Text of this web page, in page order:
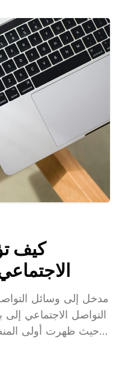
كيف
مدخل إلى وسائل
التواصل الاجتماعي إلى
حيث ظهرت أولى